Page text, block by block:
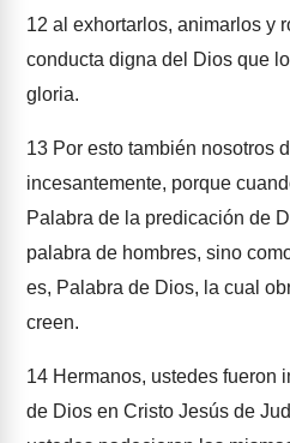
12 al exhortarlos, animarlos y
conducta digna del Dios que
gloria.
13 Por esto también nosotros
incesantemente, porque
Palabra de la predicación de
palabra de hombres, sino
es, Palabra de Dios, la cual
creen.
14 Hermanos, ustedes fueron
de Dios en Cristo Jesús de